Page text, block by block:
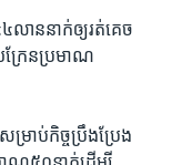
លាន​នាក់ឲ្យរត់​គេច
ក្រែន​ប្រមាណ
រាប់​កិច្ចប្រឹង​ប្រែង